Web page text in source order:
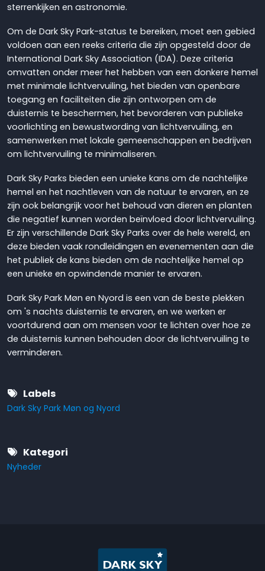
sterrenkijken en astronomie.
Om de Dark Sky Park-status te bereiken, moet een gebied
voldoen aan een reeks criteria die zijn opgesteld door de
International Dark Sky Association (IDA). Deze criteria
omvatten onder meer het hebben van een donkere hemel
met minimale lichtvervuiling, het bieden van openbare
toegang en faciliteiten die zijn ontworpen om de
duisternis te beschermen, het bevorderen van publieke
voorlichting en bewustwording van lichtvervuiling, en
samenwerken met lokale gemeenschappen en bedrijven
om lichtvervuiling te minimaliseren.
Dark Sky Parks bieden een unieke kans om de nachtelijke
hemel en het nachtleven van de natuur te ervaren, en ze
zijn ook belangrijk voor het behoud van dieren en planten
die negatief kunnen worden beïnvloed door lichtvervuiling.
Er zijn verschillende Dark Sky Parks over de hele wereld, en
deze bieden vaak rondleidingen en evenementen aan die
het publiek de kans bieden om de nachtelijke hemel op
een unieke en opwindende manier te ervaren.
Dark Sky Park Møn en Nyord is een van de beste plekken
om 's nachts duisternis te ervaren, en we werken er
voortdurend aan om mensen voor te lichten over hoe ze
de duisternis kunnen behouden door de lichtvervuiling te
verminderen.
Labels
Dark Sky Park Møn og Nyord
Kategori
Nyheder